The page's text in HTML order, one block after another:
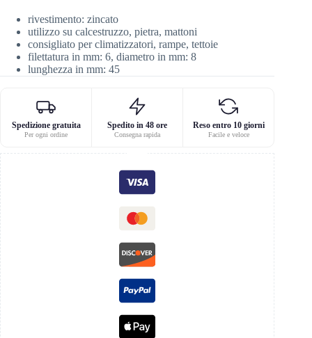
rivestimento: zincato
utilizzo su calcestruzzo, pietra, mattoni
consigliato per climatizzatori, rampe, tettoie
filettatura in mm: 6, diametro in mm: 8
lunghezza in mm: 45
Spedizione gratuita
Per ogni ordine
Spedito in 48 ore
Consegna rapida
Reso entro 10 giorni
Facile e veloce